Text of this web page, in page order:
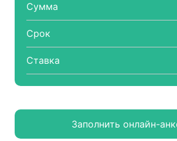
Сумма
Срок
Ставка